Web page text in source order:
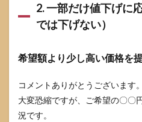
2. 一部だけ値下げに
では下げない）
希望額より少し高い価格を
コメントありがとうございます。
大変恐縮ですが、ご希望の〇〇
況です。